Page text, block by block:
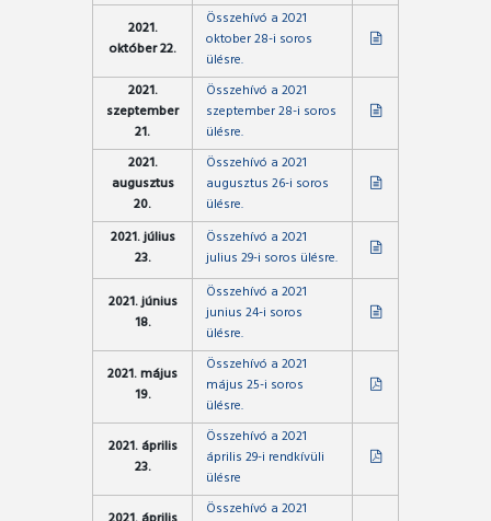
2021.
október 22.
Összehívó a 2021
oktober 28-i soros
ülésre.
2021.
szeptember
21.
Összehívó a 2021
szeptember 28-i soros
ülésre.
2021.
augusztus
20.
Összehívó a 2021
augusztus 26-i soros
ülésre.
2021. július
23.
Összehívó a 2021
julius 29-i soros ülésre.
2021. június
18.
Összehívó a 2021
junius 24-i soros
ülésre.
2021. május
19.
Összehívó a 2021
május 25-i soros
ülésre.
2021. április
23.
Összehívó a 2021
április 29-i rendkívüli
ülésre
Összehívó a 2021